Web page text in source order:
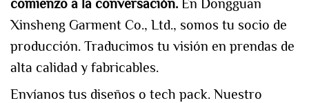
comienzo a la conversación. En Dongguan
Xinsheng Garment Co., Ltd., somos tu socio de
producción. Traducimos tu visión en prendas de
alta calidad y fabricables.
Envíanos tus diseños o tech pack. Nuestro